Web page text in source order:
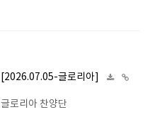
[2026.07.05-글로리아]
글로리아 찬양단